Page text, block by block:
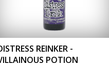
REINKER -
POTION